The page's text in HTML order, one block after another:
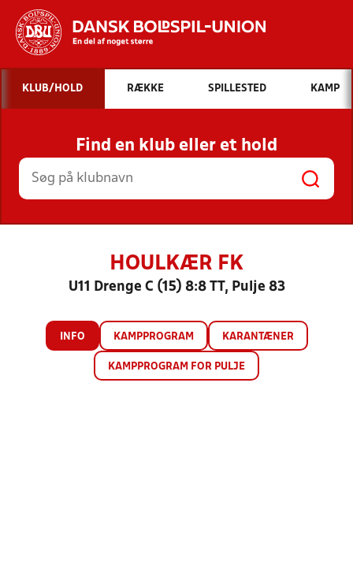
Hvad vil du søge efter?
INDHOLD OG NYHEDER
STILLINGER, RESULTATER, KLUBBER OG
HOLD
KLUB/HOLD RÆKKE SPILLESTED KAMP
Find en klub eller et hold
HOULKÆR FK
U11 Drenge C (15) 8:8 TT, Pulje 83
INFO KAMPPROGRAM KARANTÆNER
KAMPPROGRAM FOR PULJE